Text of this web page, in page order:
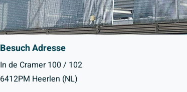
Besuch Adresse
In de Cramer 100 / 102
6412PM Heerlen (NL)